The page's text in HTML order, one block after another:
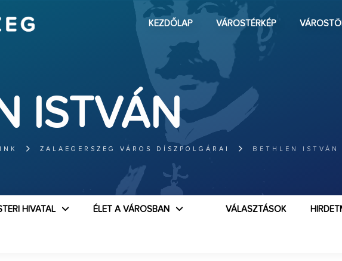
KEZDŐLAP VÁROSTÉRKÉP
ISTVÁN
ZALAEGERSZEG VÁROS DÍSZPOLGÁRAI BETHLEN ISTVÁN
HIVATAL ÉLET A VÁROSBAN VÁLASZTÁSOK